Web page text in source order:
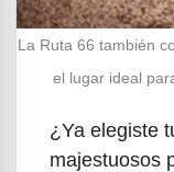
La Ruta 66 también
el lugar ideal
¿Ya elegiste
majestuosos